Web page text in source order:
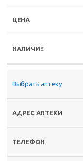
Выбрать аптеку